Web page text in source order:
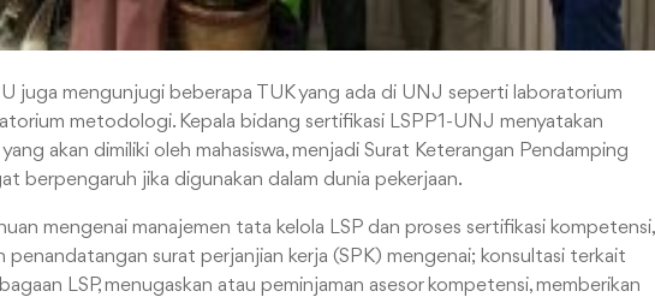
juga mengunjugi beberapa TUK yang ada di UNJ seperti laboratorium
metodologi. Kepala bidang sertifikasi LSPP1-UNJ menyatakan
akan dimiliki oleh mahasiswa, menjadi Surat Keterangan Pendamping
berpengaruh jika digunakan dalam dunia pekerjaan.
mengenai manajemen tata kelola LSP dan proses sertifikasi kompetensi,
penandatangan surat perjanjian kerja (SPK) mengenai; konsultasi terkait
LSP, menugaskan atau peminjaman asesor kompetensi, memberikan